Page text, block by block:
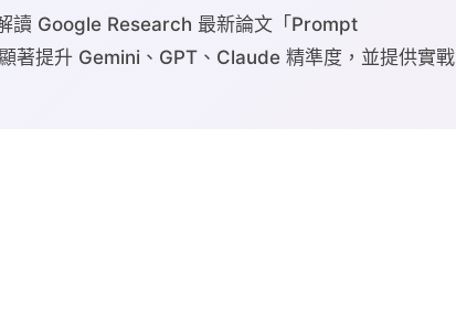
讀 Google Research 最新論文「Prompt
著提升 Gemini、GPT、Claude 精準度，並提供實戰